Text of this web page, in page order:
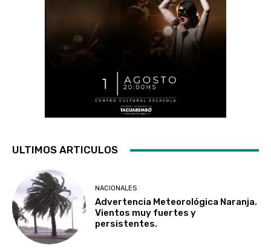
ULTIMOS ARTICULOS
NACIONALES
Advertencia Meteorológica Naranja.
Vientos muy fuertes y
persistentes.